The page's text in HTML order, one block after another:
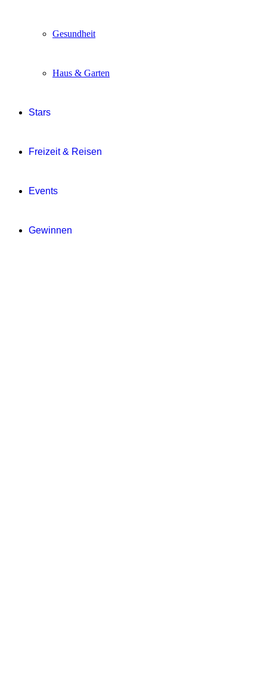
Gesundheit
Haus & Garten
Stars
Freizeit & Reisen
Events
Gewinnen